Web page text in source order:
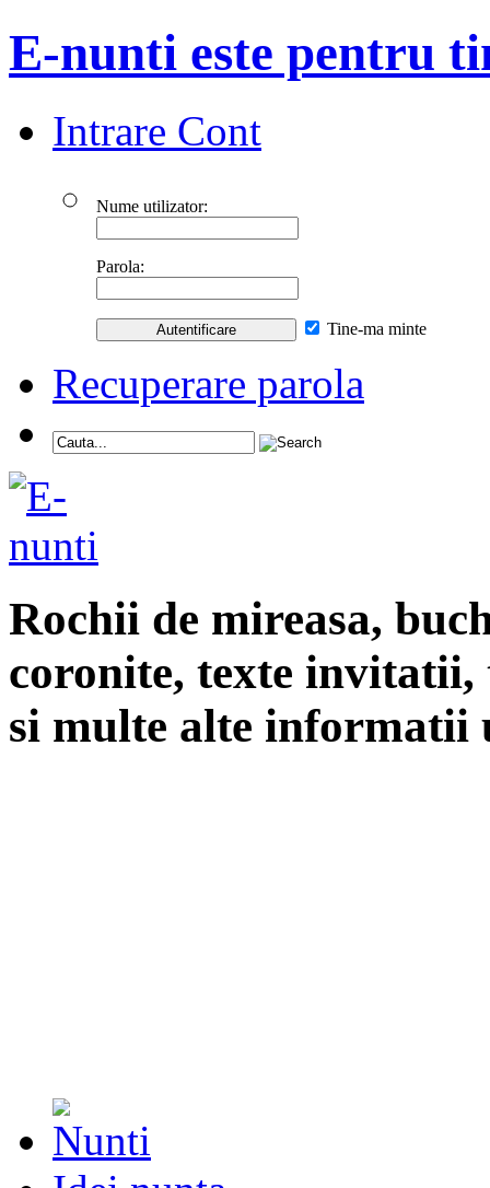
E-nunti este pentru
Intrare Cont
Nume utilizator:
Parola:
Tine-ma minte
Recuperare parola
Rochii de mireasa,
coronite, texte
si multe alte informatii